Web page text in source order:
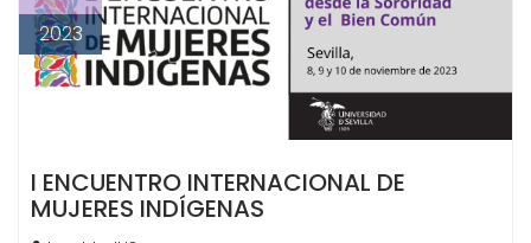
2023
I ENCUENTRO INTERNACIONAL DE
MUJERES INDÍGENAS